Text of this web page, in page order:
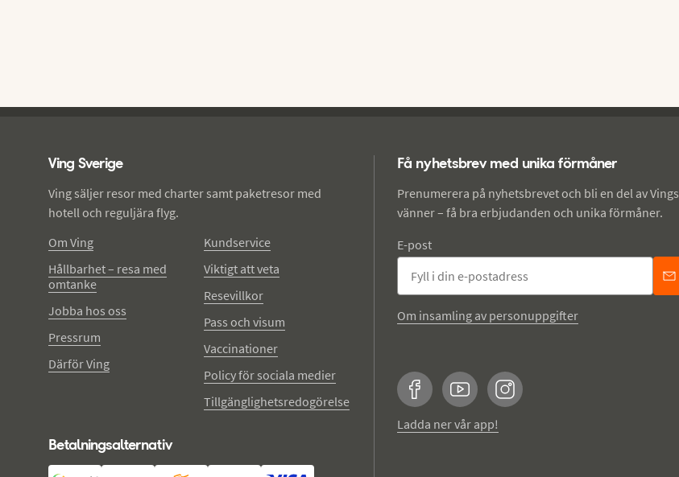
Ving Sverige
Ving säljer resor med charter samt paketresor med
hotell och reguljära flyg.
Om Ving
Hållbarhet – resa med
omtanke
Jobba hos oss
Pressrum
Därför Ving
Kundservice
Viktigt att veta
Resevillkor
Pass och visum
Vaccinationer
Policy för sociala medier
Tillgänglighetsredogörelse
Betalningsalternativ
Få nyhetsbrev med unika förmåner
Prenumerera på nyhetsbrevet och bli en del av Vings
vänner – få bra erbjudanden och unika förmåner.
E-post
Om insamling av personuppgifter
FacebookYouTubeInstagram
Ladda ner vår app!